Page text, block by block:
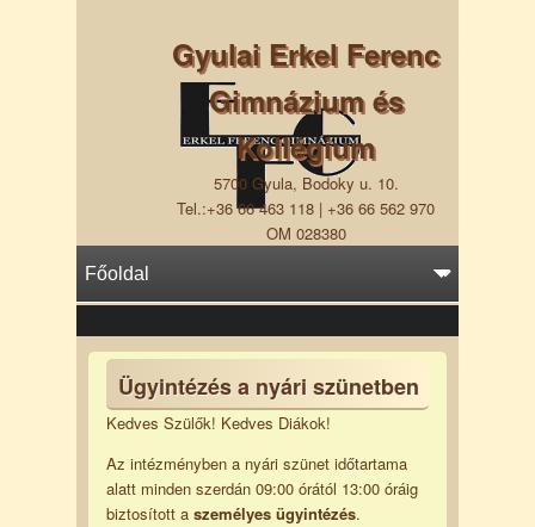
Gyulai Erkel Ferenc
Gimnázium és
Kollégium
5700 Gyula, Bodoky u. 10.
Tel.:+36 66 463 118 | +36 66 562 970
OM 028380
Ügyintézés a nyári szünetben
Kedves Szülők! Kedves Diákok!
Az intézményben a nyári szünet időtartama
alatt minden szerdán 09:00 órától 13:00 óráig
biztosított a személyes ügyintézés.